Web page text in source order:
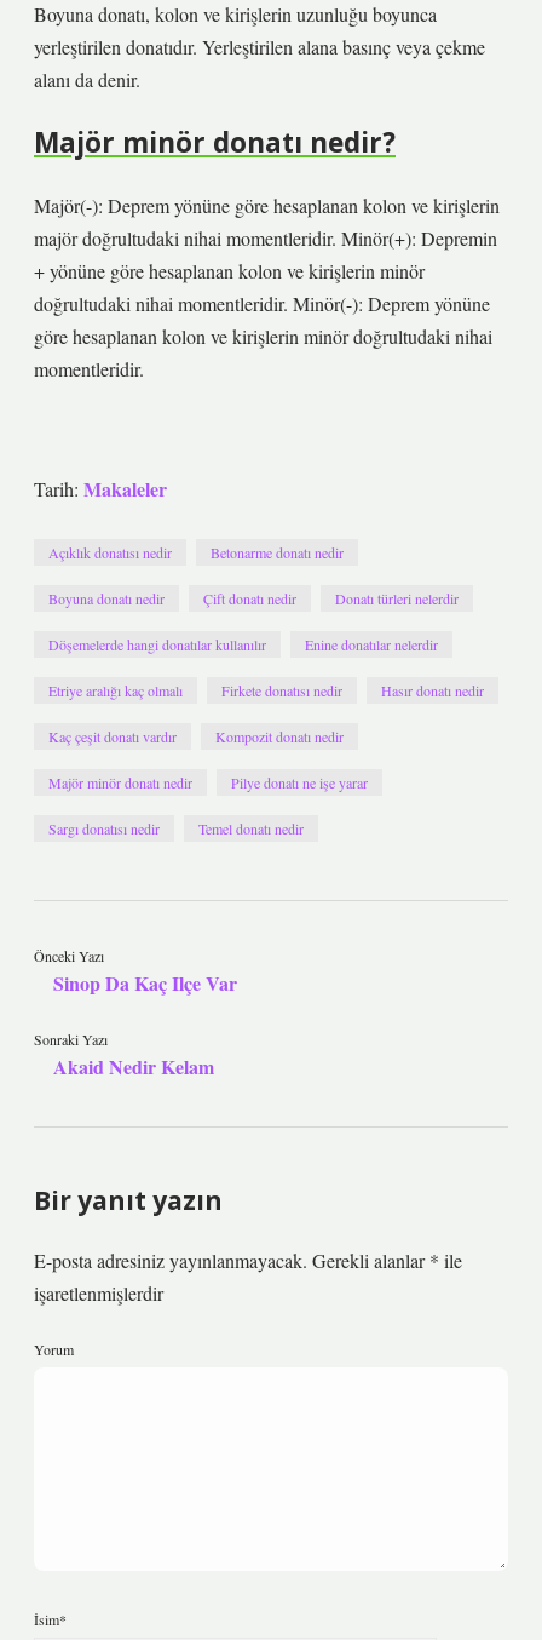
Boyuna donatı, kolon ve kirişlerin uzunluğu boyunca
yerleştirilen donatıdır. Yerleştirilen alana basınç veya çekme
alanı da denir.
Majör minör donatı nedir?
Majör(-): Deprem yönüne göre hesaplanan kolon ve kirişlerin
majör doğrultudaki nihai momentleridir. Minör(+): Depremin
+ yönüne göre hesaplanan kolon ve kirişlerin minör
doğrultudaki nihai momentleridir. Minör(-): Deprem yönüne
göre hesaplanan kolon ve kirişlerin minör doğrultudaki nihai
momentleridir.
Tarih: Makaleler
Açıklık donatısı nedir Betonarme donatı nedir
Boyuna donatı nedir Çift donatı nedir Donatı türleri nelerdir
Döşemelerde hangi donatılar kullanılır Enine donatılar nelerdir
Etriye aralığı kaç olmalı Firkete donatısı nedir Hasır donatı nedir
Kaç çeşit donatı vardır Kompozit donatı nedir
Majör minör donatı nedir Pilye donatı ne işe yarar
Sargı donatısı nedir Temel donatı nedir
Önceki Yazı
Sinop Da Kaç Ilçe Var
Sonraki Yazı
Akaid Nedir Kelam
Bir yanıt yazın
E-posta adresiniz yayınlanmayacak. Gerekli alanlar* ile
işaretlenmişlerdir
Yorum
İsim*